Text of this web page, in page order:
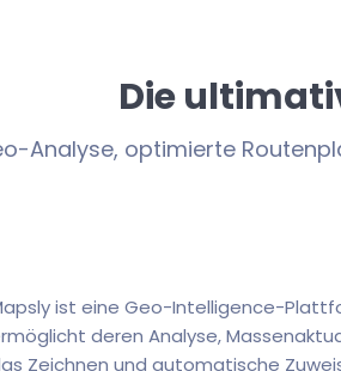
Die
Analyse, optimierte
ist eine Geo-Intelligence-
deren Analyse,
Zeichnen und automatische